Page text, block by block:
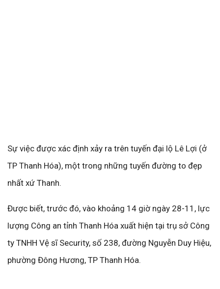
Sự việc được xác định xảy ra trên tuyến đại lộ Lê Lợi (ở
TP Thanh Hóa), một trong những tuyến đường to đẹp
nhất xứ Thanh.
Được biết, trước đó, vào khoảng 14 giờ ngày 28-11, lực
lượng Công an tỉnh Thanh Hóa xuất hiện tại trụ sở Công
ty TNHH Vệ sĩ Security, số 238, đường Nguyễn Duy Hiệu,
phường Đông Hương, TP Thanh Hóa.